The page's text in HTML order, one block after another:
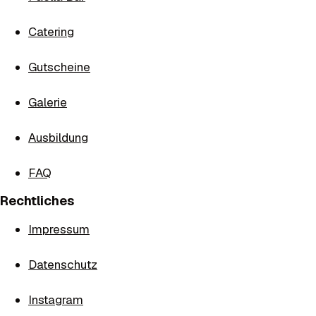
Catering
Gutscheine
Galerie
Ausbildung
FAQ
Rechtliches
Impressum
Datenschutz
Instagram